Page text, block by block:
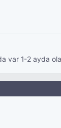
var 1-2 ayda